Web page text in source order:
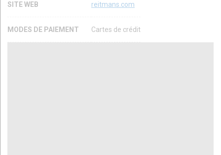
SITE WEB reitmans.com
MODES DE PAIEMENT Cartes de crédit